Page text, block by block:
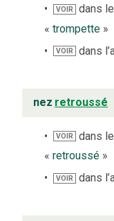
VOIR
dans
« trompette »
VOIR dans
nez retroussé
VOIR
dans
« retroussé »
VOIR dans